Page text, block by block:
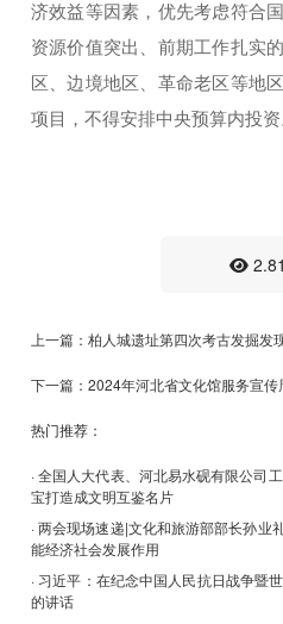
济效益等因素，优先考虑符合
资源价值突出、前期工作扎实
区、边境地区、革命老区等地
项目，不得安排中央预算内投资
上一篇：柏人城遗址第四次考古发掘发
下一篇：2024年河北省文化馆服务宣传
热门推荐：
· 全国人大代表、河北易水砚有限公司
宝打造成文明互鉴名片
· 两会现场速递|文化和旅游部部长孙
能经济社会发展作用
· 习近平：在纪念中国人民抗日战争暨
的讲话